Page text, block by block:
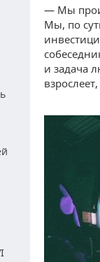
— Мы
Мы, по
и задача